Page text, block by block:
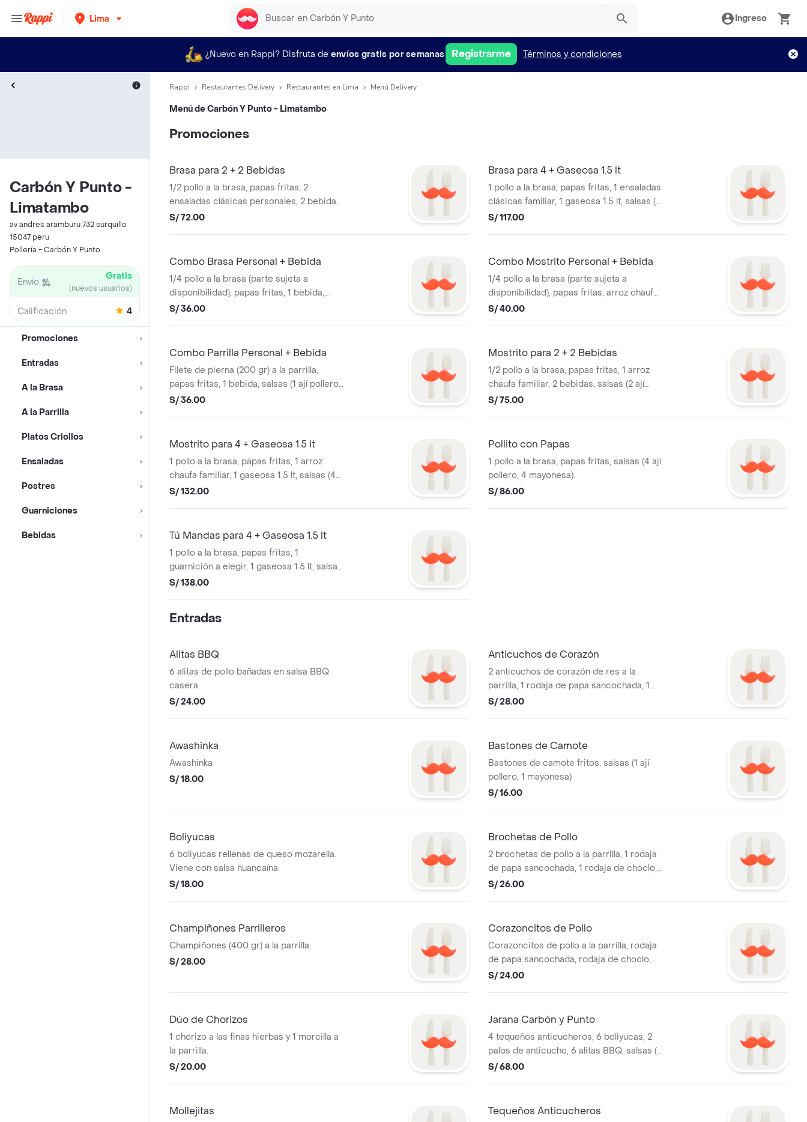
Lima Ingreso
¿Nuevo en Rappi? Disfruta de envíos gratis por semanas Registrarme Términos y condiciones
Carbón Y Punto -
Limatambo
av andres aramburu 732 surquillo
15047 peru
Pollería - Carbón Y Punto
Envío Gratis
(nuevos usuarios)
Calificación 4
Promociones
Entradas
A la Brasa
A la Parrilla
Platos Criollos
Ensaladas
Postres
Guarniciones
Bebidas
Rappi Restaurantes Delivery Restaurantes en Lima Menú Delivery
Menú deCarbón Y Punto - Limatambo
Promociones
Brasa para 2 + 2 Bebidas
1/2 pollo a la brasa, papas fritas, 2
ensaladas clásicas personales, 2 bebidas,
salsas (2 ají pollero, 2 mayonesa, 2
S/ 72.00
Brasa para 4 + Gaseosa 1.5 lt
1 pollo a la brasa, papas fritas, 1 ensaladas
clásicas familiar, 1 gaseosa 1.5 lt, salsas (4
ají pollero, 4 mayonesa, 4 vinagreta)
S/ 117.00
Combo Brasa Personal + Bebida
1/4 pollo a la brasa (parte sujeta a
disponibilidad), papas fritas, 1 bebida,
salsas (1 ají pollero, 1 mayonesa).
S/ 36.00
Combo Mostrito Personal + Bebida
1/4 pollo a la brasa (parte sujeta a
disponibilidad), papas fritas, arroz chaufa,
1 bebida, salsas (1 ají pollero, 1 mayonesa).
S/ 40.00
Combo Parrilla Personal + Bebida
Filete de pierna (200 gr) a la parrilla,
papas fritas, 1 bebida, salsas (1 ají pollero,
1 mayonesa). Observación: no viene con
S/ 36.00
Mostrito para 2 + 2 Bebidas
1/2 pollo a la brasa, papas fritas, 1 arroz
chaufa familiar, 2 bebidas, salsas (2 ají
pollero, 2 mayonesa).
S/ 75.00
Mostrito para 4 + Gaseosa 1.5 lt
1 pollo a la brasa, papas fritas, 1 arroz
chaufa familiar, 1 gaseosa 1.5 lt, salsas (4
ají pollero, 4 mayonesa).
S/ 132.00
Pollito con Papas
1 pollo a la brasa, papas fritas, salsas (4 ají
pollero, 4 mayonesa).
S/ 86.00
Tú Mandas para 4 + Gaseosa 1.5 lt
1 pollo a la brasa, papas fritas, 1
guarnición a elegir, 1 gaseosa 1.5 lt, salsas
(4 ají pollero, 4 mayonesa)
S/ 138.00
Entradas
Alitas BBQ
6 alitas de pollo bañadas en salsa BBQ
casera.
S/ 24.00
Anticuchos de Corazón
2 anticuchos de corazón de res a la
parrilla, 1 rodaja de papa sancochada, 1
rodaja de choclo, salsas (1 ají pollero, 1
S/ 28.00
Awashinka
Awashinka
S/ 18.00
Bastones de Camote
Bastones de camote fritos, salsas (1 ají
pollero, 1 mayonesa)
S/ 16.00
Boliyucas
6 boliyucas rellenas de queso mozarella.
Viene con salsa huancaína.
S/ 18.00
Brochetas de Pollo
2 brochetas de pollo a la parrilla, 1 rodaja
de papa sancochada, 1 rodaja de choclo,
salsas (1 ají pollero, 1 mayonesa).
S/ 26.00
Champiñones Parrilleros
Champiñones (400 gr) a la parrilla.
S/ 28.00
Corazoncitos de Pollo
Corazoncitos de pollo a la parrilla, rodaja
de papa sancochada, rodaja de choclo,
salsas (1 ají pollero, 1 mayonesa).
S/ 24.00
Dúo de Chorizos
1 chorizo a las finas hierbas y 1 morcilla a
la parrilla.
S/ 20.00
Jarana Carbón y Punto
4 tequeños anticucheros, 6 boliyucas, 2
palos de anticucho, 6 alitas BBQ, salsas (1
huancaína, 1 mayonesa BBQ).
S/ 68.00
Mollejitas Tequeños Anticucheros